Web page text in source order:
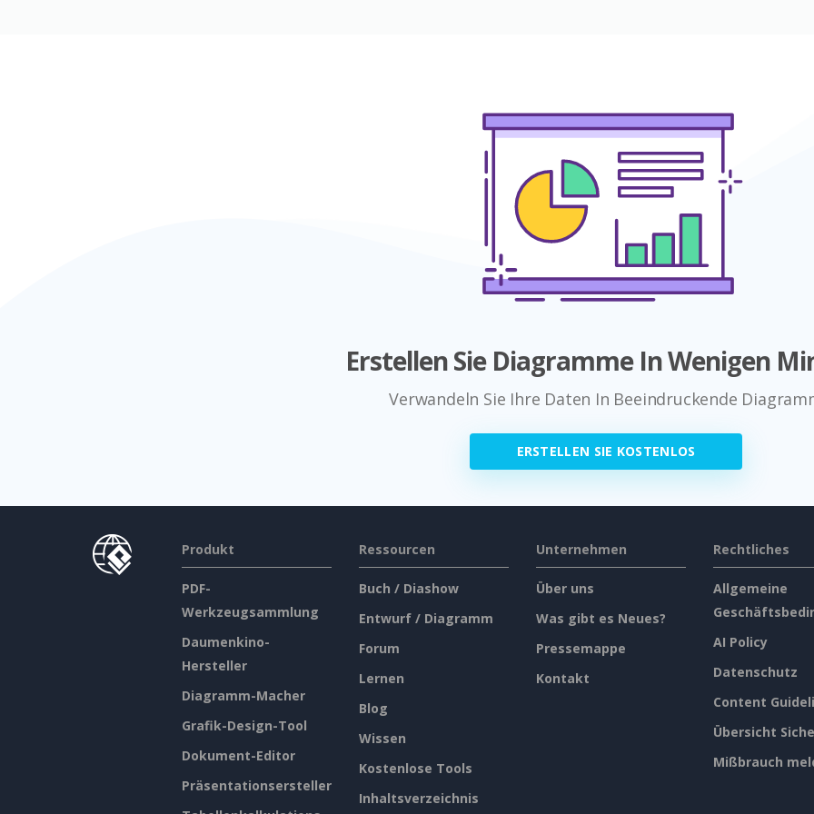
Erstellen Sie Diagramme In Wenigen
Verwandeln Sie Ihre Daten In Beeindruckende
ERSTELLEN SIE KOSTENLOS
Produkt
PDF-
Werkzeugsammlung
Daumenkino-
Hersteller
Diagramm-Macher
Grafik-Design-Tool
Dokument-Editor
Präsentationsersteller
Ressourcen
Buch / Diashow
Entwurf / Diagramm
Forum
Lernen
Blog
Wissen
Kostenlose Tools
Inhaltsverzeichnis
Unternehmen
Über uns
Was gibt es Neues?
Pressemappe
Kontakt
Rechtliches
Allgemeine
AI Policy
Datenschutz
Content
Übersicht
Mißbrauch